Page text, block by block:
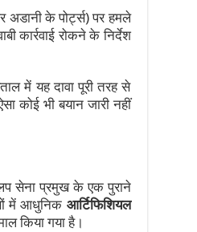
अडानी के पोर्ट्स) पर हमले
कार्रवाई रोकने के निर्देश
में यह दावा पूरी तरह से
कोई भी बयान जारी नहीं
सेना प्रमुख के एक पुराने
में आधुनिक आर्टिफिशियल
किया गया है।